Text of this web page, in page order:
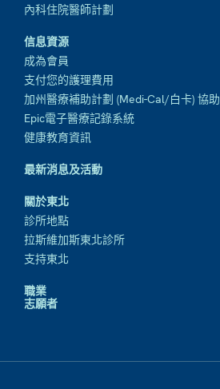
內科住院醫師計劃
信息資源
成為會員
支付您的護理費用
加州醫療補助計劃 (Medi-Cal/白卡) 協助
Epic電子醫療記錄系統
健康教育資訊
最新消息及活動
關於東北
診所地點
拉斯維加斯東北診所
支持東北
職業
志願者